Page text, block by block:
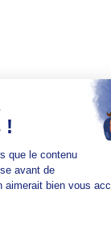
AUTEUR(S)